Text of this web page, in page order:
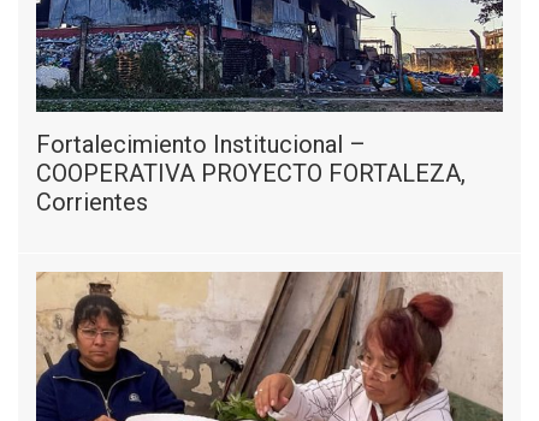
Fortalecimiento Institucional –
COOPERATIVA PROYECTO FORTALEZA,
Corrientes